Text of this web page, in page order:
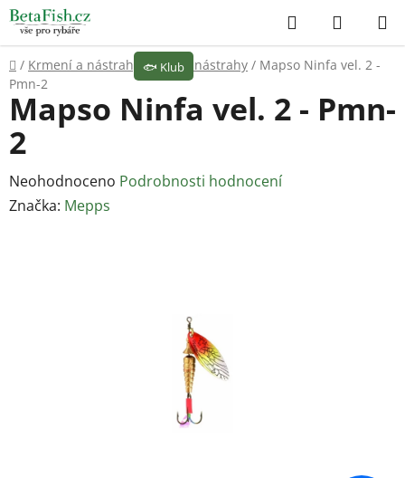
Přejít
na
obsah
Hledat
KOŠÍK
Domů
/ Krmení a nástrahy / Umělé nástrahy / Mapso Ninfa vel. 2 -
Pmn-2
Mapso Ninfa vel. 2 - Pmn-
2
Průměrné
hodnocení
Neohodnoceno Podrobnosti hodnocení
Značka: Mepps
🐟 Klub